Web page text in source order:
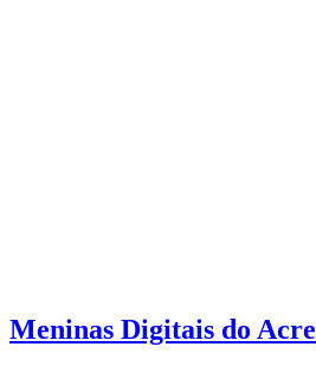
Meninas Digitais do Acre